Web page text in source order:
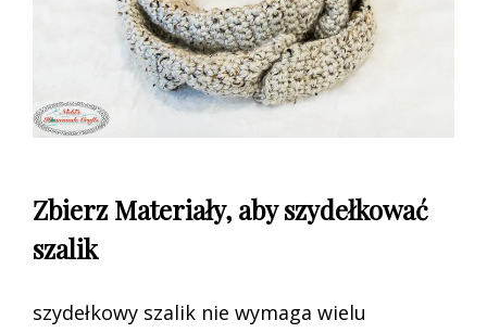
Zbierz Materiały, aby szydełkować
szalik
szydełkowy szalik nie wymaga wielu